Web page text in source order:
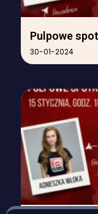
Pulpowe
30-01-2024